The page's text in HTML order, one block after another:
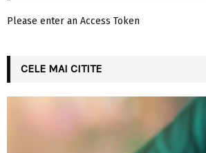
Please enter an Access Token
CELE MAI CITITE